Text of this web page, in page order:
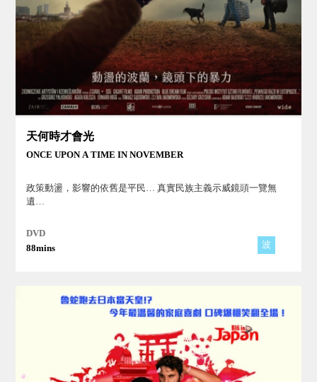
天何時才會光
ONCE UPON A TIME IN NOVEMBER
政策動盪，影響的依舊是平民… 真實民族主義示威鏡頭一覽無
遺…
DVD
88mins
波